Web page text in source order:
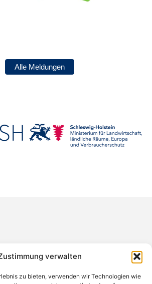
verwalten
zu bieten, verwenden wir Technologien wie
Alle Meldungen
ar-sh.de